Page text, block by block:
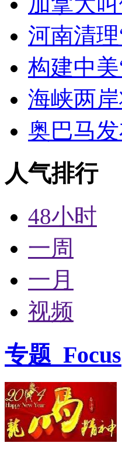
河南清
构建中
海峡两
奥巴马
人气排行
48小时
一周
一月
视频
专题 Focus